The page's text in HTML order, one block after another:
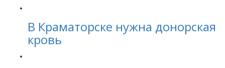
В Краматорске нужна донорская
кровь